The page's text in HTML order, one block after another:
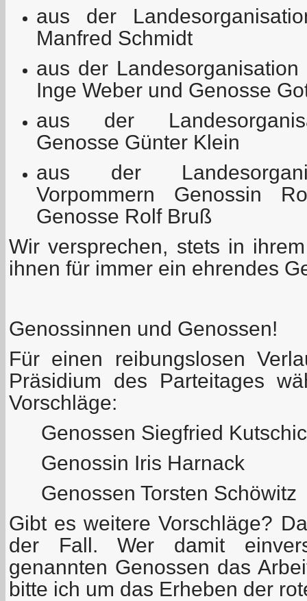
aus der
Manfred Schmidt
aus der
Inge Weber und Genosse
aus der
Genosse Günter Klein
aus der
Vorpommern Genossin
Genosse Rolf Bruß
Wir versprechen, stets in
ihnen für immer ein ehrendes
Genossinnen und Genossen!
Für einen reibungslosen
Präsidium des Parteitages
Vorschläge:
Genossen Siegfried
Genossin Iris Harnack
Genossen Torsten Schöwitz
Gibt es weitere Vorschläge?
der Fall. Wer damit
genannten Genossen das
bitte ich um das Erheben der